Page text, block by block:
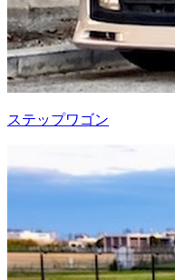
ステップワゴン